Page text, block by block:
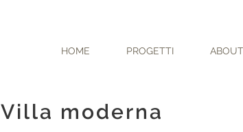
HOME PROGETTI ABOUT
Villa moderna